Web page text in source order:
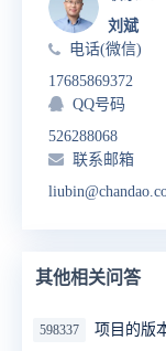
刘斌
电话(微信)
17685869372
QQ号码
526288068
联系邮箱
其他相关问答
598337 项目的版